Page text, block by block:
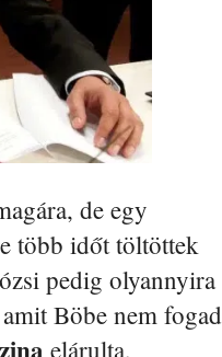
de egy
több időt töltöttek
pedig olyannyira
Böbe nem fogad
elárulta,